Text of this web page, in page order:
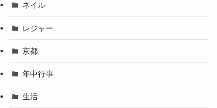
ネイル
レジャー
京都
年中行事
生活